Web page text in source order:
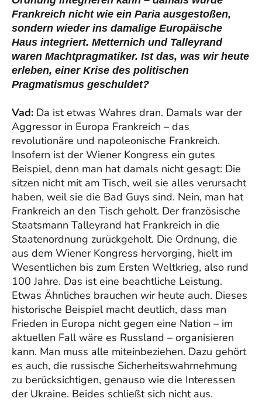
Frankreich nicht wie ein Paria ausgestoßen,
sondern wieder ins damalige Europäische
Haus integriert. Metternich und Talleyrand
waren Machtpragmatiker. Ist das, was wir heute
erleben, einer Krise des politischen
Pragmatismus geschuldet?
Vad: Da ist etwas Wahres dran. Damals war der
Aggressor in Europa Frankreich – das
revolutionäre und napoleonische Frankreich.
Insofern ist der Wiener Kongress ein gutes
Beispiel, denn man hat damals nicht gesagt: Die
sitzen nicht mit am Tisch, weil sie alles verursacht
haben, weil sie die Bad Guys sind. Nein, man hat
Frankreich an den Tisch geholt. Der französische
Staatsmann Talleyrand hat Frankreich in die
Staatenordnung zurückgeholt. Die Ordnung, die
aus dem Wiener Kongress hervorging, hielt im
Wesentlichen bis zum Ersten Weltkrieg, also rund
100 Jahre. Das ist eine beachtliche Leistung.
Etwas Ähnliches brauchen wir heute auch. Dieses
historische Beispiel macht deutlich, dass man
Frieden in Europa nicht gegen eine Nation – im
aktuellen Fall wäre es Russland – organisieren
kann. Man muss alle miteinbeziehen. Dazu gehört
es auch, die russische Sicherheitswahrnehmung
zu berücksichtigen, genauso wie die Interessen
der Ukraine. Beides schließt sich nicht aus.